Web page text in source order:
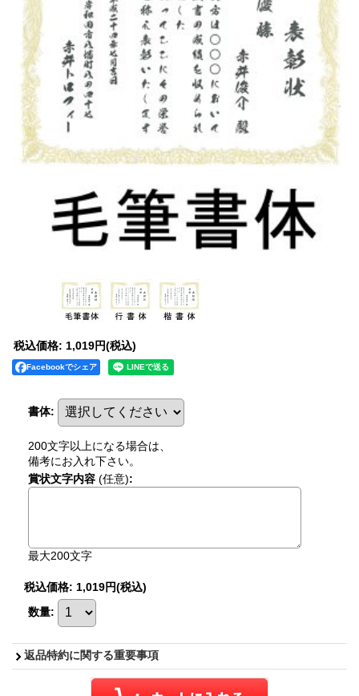
税込価格: 1,019円(税込)
Facebookでシェア
書体:
200文字以上になる場合は、
備考にお入れ下さい。
賞状文字内容 (任意):
最大200文字
税込価格: 1,019円(税込)
数量:
返品特約に関する重要事項